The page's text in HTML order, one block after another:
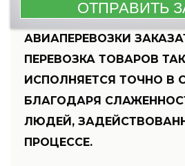
АВИАПЕРЕВОЗКИ
ПЕРЕВОЗКА ТОВАРОВ
ИСПОЛНЯЕТСЯ ТОЧНО В
БЛАГОДАРЯ
ЛЮДЕЙ,
ПРОЦЕССЕ.